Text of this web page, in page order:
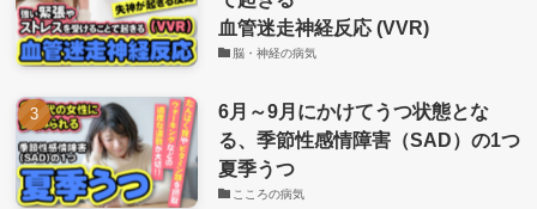
血管迷走神経反応 (VVR)
脳・神経の病気
6月～9月にかけてうつ状態とな
る、季節性感情障害（SAD）の1つ
夏季うつ
こころの病気